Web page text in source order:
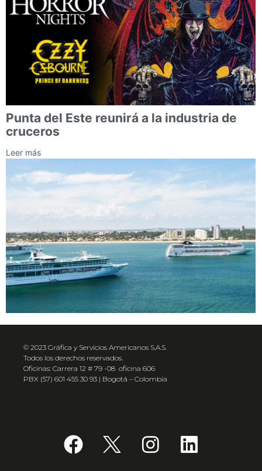
Punta del Este reunirá a la industria de
cruceros
Leer más
© 2023 Gráfica y Servicios Americanos S.A.S.
Todos los derechos reservados.
Oficinas: Carrera 12 # 79 -08 oficina 606
PBX (57) 601 455 30 93 | Bogotá – Colombia